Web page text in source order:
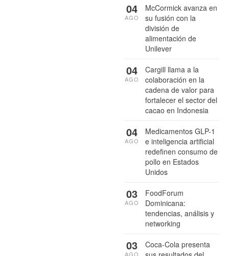
McCormick avanza en
su fusión con la
división de
alimentación de
Unilever
04
AGO
Cargill llama a la
colaboración en la
cadena de valor para
fortalecer el sector del
cacao en Indonesia
04
AGO
Medicamentos GLP-1
e inteligencia artificial
redefinen consumo de
pollo en Estados
Unidos
04
AGO
FoodForum
Dominicana:
tendencias, análisis y
networking
03
AGO
Coca-Cola presenta
03
AGO